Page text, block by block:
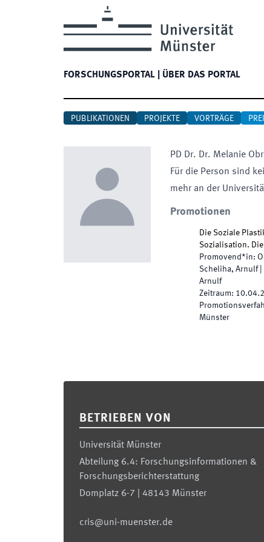
FORSCHUNGSPORTAL ÜBER DAS PORTAL
PUBLIKATIONEN PROJEKTE VORTRÄGE
PD Dr. Dr. Melanie
Für die Person sind
mehr an der
Promotionen
Die Soziale
Sozialisation.
Promovend*in:
Scheliha, Arnulf|
Arnulf
Zeitraum:
Münster
BETRIEBEN VON
Universität Münster
Abteilung 6.4: Forschungsinformationen &
Forschungsberichterstattung
Domplatz 6-7 | 48143 Münster
cris@uni-muenster.de